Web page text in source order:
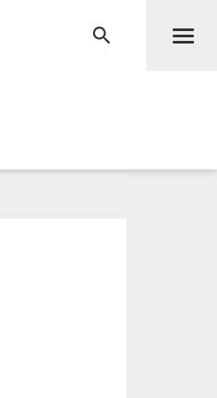
RECHERCHE